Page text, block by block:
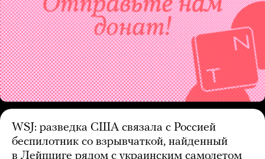
WSJ: разведка США связала с Россией
беспилотник со взрывчаткой, найденный
в Лейпциге рядом с украинским самолетом